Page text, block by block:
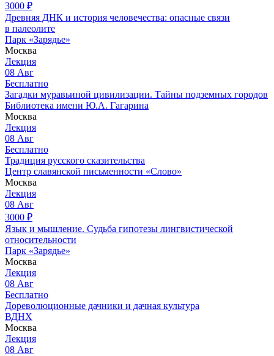
3000 ₽
Древняя ДНК и история человечества: опасные связи
в палеолите
Парк «Зарядье»
Москва
Лекция
08 Авг
Бесплатно
Загадки муравьиной цивилизации. Тайны подземных городов
Библиотека имени Ю.А. Гагарина
Москва
Лекция
08 Авг
Бесплатно
Традиция русского сказительства
Центр славянской письменности «Слово»
Москва
Лекция
08 Авг
3000 ₽
Язык и мышление. Судьба гипотезы лингвистической
относительности
Парк «Зарядье»
Москва
Лекция
08 Авг
Бесплатно
Дореволюционные дачники и дачная культура
ВДНХ
Москва
Лекция
08 Авг